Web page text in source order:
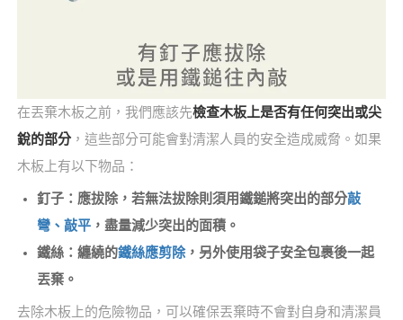
在丟棄木板之前，我們應該先檢查木板上是否有任何突出或尖
銳的部分，這些部分可能會對清潔人員的安全造成威脅。如果
木板上有以下物品：
釘子：應拔除，若無法拔除則須用鐵鎚將突出的部分敲
彎、敲平，盡量減少突出的面積。
鐵絲：纏繞的鐵絲應剪除，另外使用袋子安全包裹後一起
丟棄。
去除木板上的危險物品，可以確保丟棄時不會對自身和清潔員